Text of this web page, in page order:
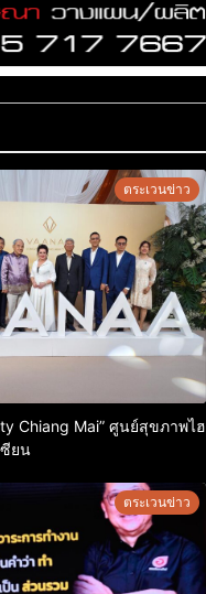
ตระเวนข่าว
Chiang Mai” ศูนย์สุขภาพไฮ
ยน
ตระเวนข่าว